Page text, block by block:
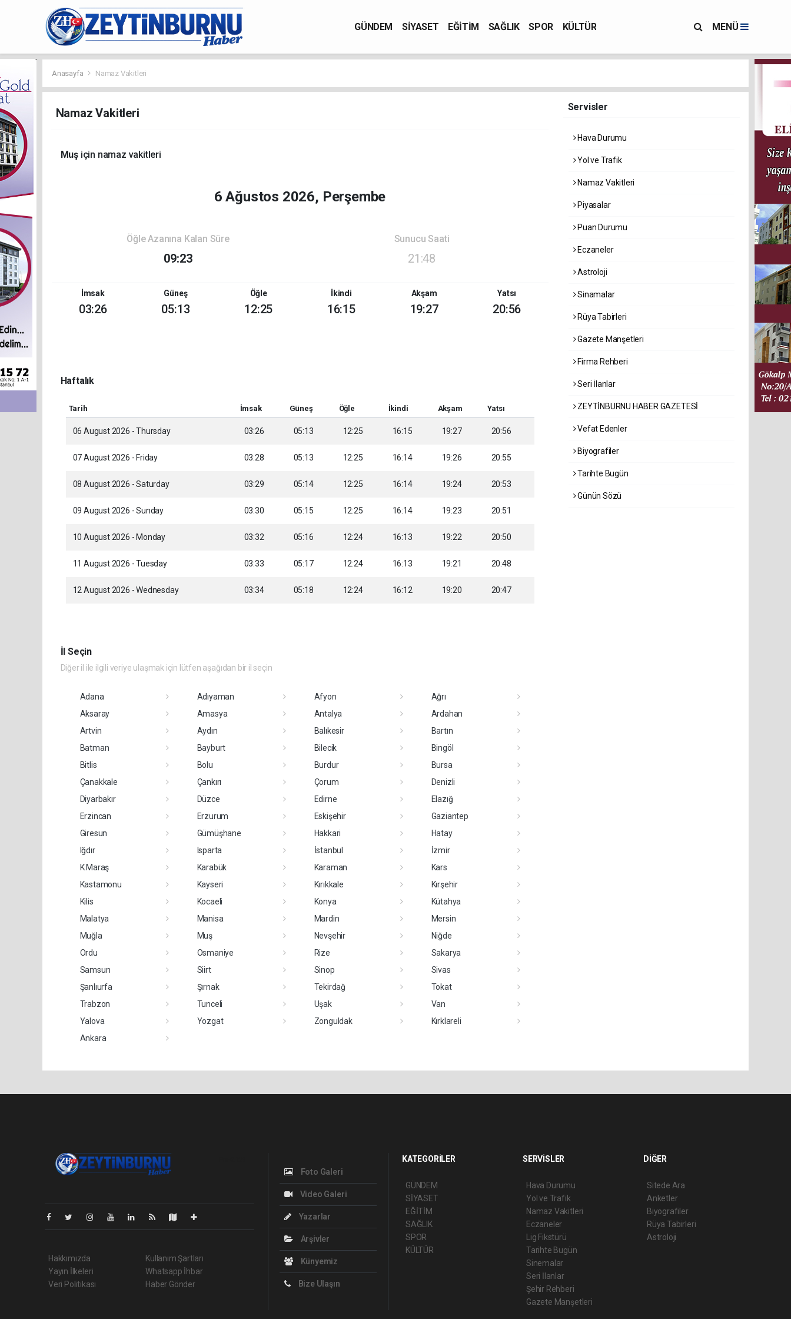
GÜNDEM SİYASET EĞİTİM SAĞLIK SPOR KÜLTÜR MENÜ
Anasayfa Namaz Vakitleri
Namaz Vakitleri
Muşiçin namaz vakitleri
6 Ağustos 2026, Perşembe
Öğle Azanına Kalan Süre
09:23
Sunucu Saati
21:48
İmsak
03:26
Güneş
05:13
Öğle
12:25
İkindi
16:15
Akşam
19:27
Yatsı
20:56
Haftalık
Tarih İmsak Güneş Öğle İkindi Akşam Yatsı
06 August 2026 - Thursday 03:26 05:13 12:25 16:15 19:27 20:56
07 August 2026 - Friday 03:28 05:13 12:25 16:14 19:26 20:55
08 August 2026 - Saturday 03:29 05:14 12:25 16:14 19:24 20:53
09 August 2026 - Sunday 03:30 05:15 12:25 16:14 19:23 20:51
10 August 2026 - Monday 03:32 05:16 12:24 16:13 19:22 20:50
11 August 2026 - Tuesday 03:33 05:17 12:24 16:13 19:21 20:48
12 August 2026 - Wednesday 03:34 05:18 12:24 16:12 19:20 20:47
İl Seçin
Diğer il ile ilgili veriye ulaşmak için lütfen aşağıdan bir il seçin
Adana Adıyaman Afyon
Ağrı
Aksaray
Amasya Antalya
Ardahan
Artvin
Aydın Balıkesir
Bartın
Batman
Bayburt Bilecik
Bingöl
Bitlis
Bolu Burdur
Bursa
Çanakkale
Çankırı Çorum
Denizli
Diyarbakır
Düzce Edirne
Elazığ
Erzincan
Erzurum Eskişehir
Gaziantep
Giresun
Gümüşhane Hakkari
Hatay
Iğdır
Isparta İstanbul
İzmir
K.Maraş
Karabük Karaman
Kars
Kastamonu
Kayseri Kırıkkale
Kırşehir
Kilis
Kocaeli Konya
Kütahya
Malatya
Manisa Mardin
Mersin
Muğla
Muş Nevşehir
Niğde
Ordu
Osmaniye Rize
Sakarya
Samsun
Siirt Sinop
Sivas
Şanlıurfa
Şırnak Tekirdağ
Tokat
Trabzon
Tunceli Uşak
Van
Yalova
Yozgat Zonguldak
Kırklareli
Ankara
Servisler
Hava Durumu
Yol ve Trafik
Namaz Vakitleri
Piyasalar
Puan Durumu
Eczaneler
Astroloji
Sinamalar
Rüya Tabirleri
Gazete Manşetleri
Firma Rehberi
Seri İlanlar
ZEYTİNBURNU HABER GAZETESİ
Vefat Edenler
Biyografiler
Tarihte Bugün
Günün Sözü
Hakkımızda
Yayın İlkeleri
Veri Politikası
Kullanım Şartları
Whatsapp İhbar
Haber Gönder
Foto Galeri
Video Galeri
Yazarlar
Arşivler
Künyemiz
Bize Ulaşın
KATEGORİLER
GÜNDEM
SİYASET
EĞİTİM
SAĞLIK
SPOR
KÜLTÜR
SERVİSLER
Hava Durumu
Yol ve Trafik
Namaz Vakitleri
Eczaneler
Lig Fikstürü
Tarihte Bugün
Sinemalar
Seri İlanlar
Şehir Rehberi
Gazete Manşetleri
DİĞER
Sitede Ara
Anketler
Biyografiler
Rüya Tabirleri
Astroloji